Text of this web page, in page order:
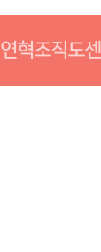
연혁조직도